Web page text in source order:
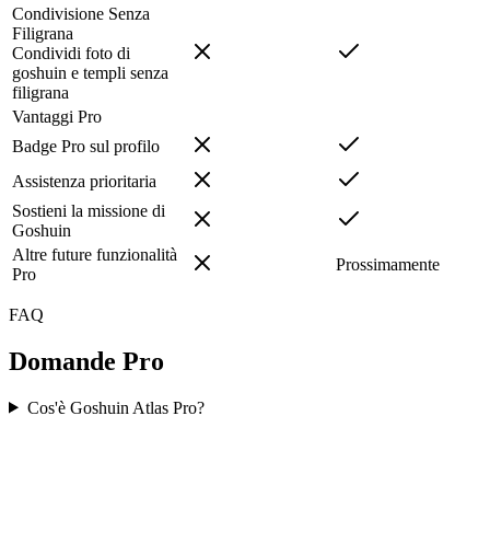
Condivisione Senza
Filigrana
Condividi foto di
goshuin e templi senza
filigrana
Vantaggi Pro
Badge Pro sul profilo
Assistenza prioritaria
Sostieni la missione di
Goshuin
Altre future funzionalità
Pro
Prossimamente
FAQ
Domande Pro
Cos'è Goshuin Atlas Pro?